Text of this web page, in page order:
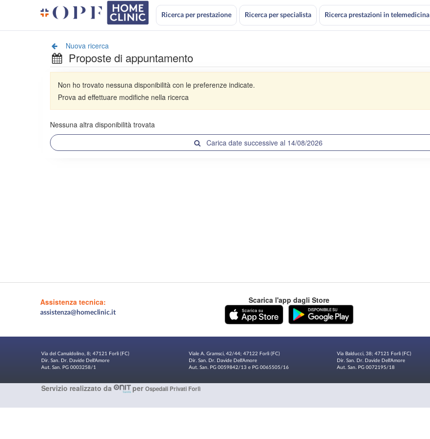
Ricerca per prestazione Ricerca per specialista Ricerca prestazioni in telemedicina
Nuova ricerca
Proposte di appuntamento
Non ho trovato nessuna disponibilità con le preferenze indicate.
Prova ad effettuare modifiche nella ricerca
Nessuna altra disponibilità trovata
Carica date successive al 14/08/2026
Assistenza tecnica:
assistenza@homeclinic.it
Scarica l'app dagli Store
Via del Camaldolino, 8; 47121 Forlì (FC)
Dir. San. Dr. Davide Dell'Amore
Aut. San. PG 0003258/1
Viale A. Gramsci, 42/44; 47122 Forlì (FC)
Dir. San. Dr. Davide Dell'Amore
Aut. San. PG 0059842/13 e PG 0065505/16
Via Balducci, 38; 47121 Forlì (FC)
Dir. San. Dr. Davide Dell'Amore
Aut. San. PG 0072195/18
Servizio realizzato da per Ospedali Privati Forlì